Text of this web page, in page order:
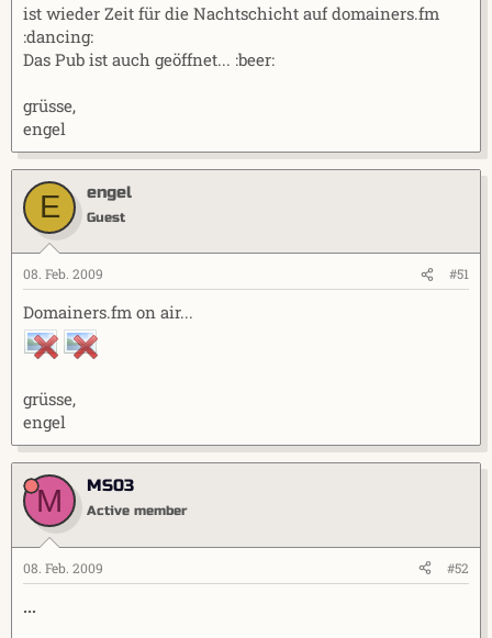
ist wieder Zeit für die Nachtschicht auf domainers.fm
:dancing:
Das Pub ist auch geöffnet... :beer:
grüsse,
engel
E engel
Guest
08. Feb. 2009 #51
Domainers.fm on air...
grüsse,
engel
M MS03
Active member
08. Feb. 2009 #52
...